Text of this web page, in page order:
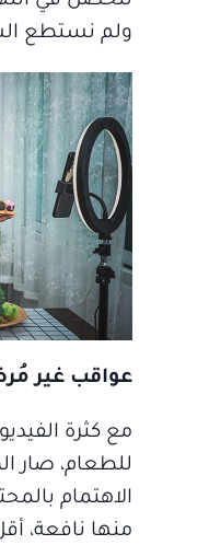
ولم نستطع
عواقب غير
مع كثرة
للطعام، صار
الاهتمام
منها نافعة،